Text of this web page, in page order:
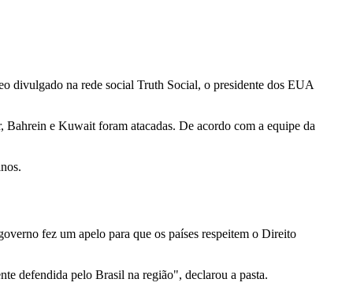
divulgado na rede social Truth Social, o presidente dos EUA
e Kuwait foram atacadas. De acordo com a equipe da
fez um apelo para que os países respeitem o Direito
defendida pelo Brasil na região", declarou a pasta.